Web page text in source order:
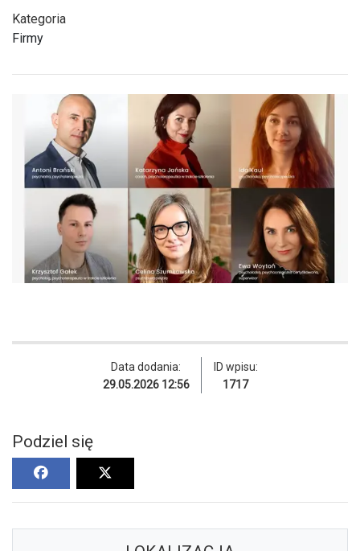
Kategoria
Firmy
Data dodania:
29.05.2026 12:56
ID wpisu:
1717
Podziel się